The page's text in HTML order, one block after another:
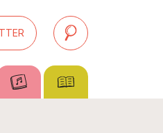
search